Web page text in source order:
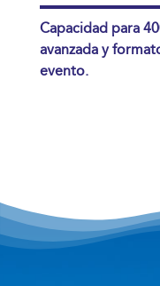
Capacidad para
avanzada y
evento.